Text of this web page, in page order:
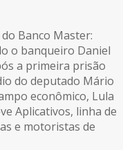
Banco Master:
o banqueiro Daniel
a primeira prisão
do deputado Mário
econômico, Lula
Aplicativos, linha de
e motoristas de